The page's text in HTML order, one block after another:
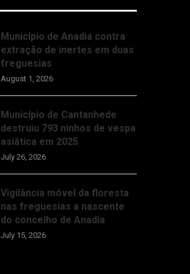
Município de Anadia contra
extração de inertes em duas
freguesias
August 1, 2026
Município de Cantanhede
destruiu 793 ninhos de vespa
asiática em 2025
July 26, 2026
Vigilância móvel da floresta
nas freguesias a nascente
do concelho de Anadia
July 15, 2026